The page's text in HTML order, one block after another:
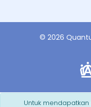
Untuk
© 2026